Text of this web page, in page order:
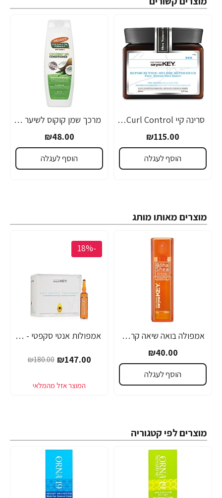
סרינה קיי Curl Control מסכת חמאת שיאה לשיער גלי ומתולתל 500 מ"ל - מבית Saryna Key
₪115.00
הוסף לעגלה
מרכך שמן קוקוס לשיער יבש פגום או צבוע ממריץ לחות 400 מ"ל - Palmer's
₪48.00
הוסף לעגלה
מוצרים מאותו מותג
אמפולה בואה שיאה קראטין טבעי סרינה קיי 12 מ"ל - מבית Saryna Key
₪40.00
הוסף לעגלה
-18%
אמפולות אנטי סקפטי - לחיזוק שורשי השיער סרינה קיי נגד נשירה Unique Pro - מבית Saryna Key
₪147.00
₪180.00
מוצרים לפי קטגוריה